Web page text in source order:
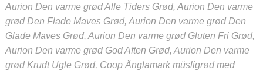
Aurion Den varme grød Alle Tiders Grød, Aurion Den varme
grød Den Flade Maves Grød, Aurion Den varme grød Den
Glade Maves Grød, Aurion Den varme grød Gluten Fri Grød,
Aurion Den varme grød God Aften Grød, Aurion Den varme
grød Krudt Ugle Grød, Coop Änglamark müsligrød med